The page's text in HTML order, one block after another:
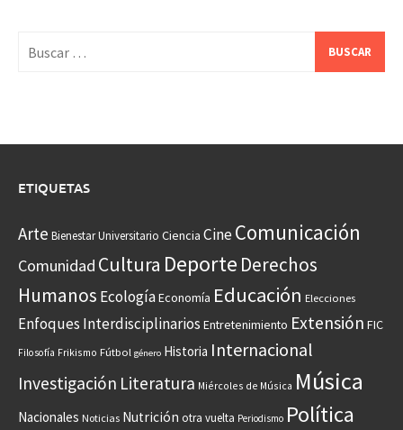
ETIQUETAS
Arte Bienestar Universitario Ciencia CineComunicación
Comunidad Cultura Deporte Derechos
Humanos EcologíaEconomía Educación Elecciones
Enfoques Interdisciplinarios Entretenimiento Extensión FIC
Filosofía Frikismo Fútbol género Historia Internacional
Investigación Literatura Miércoles de Música Música
Nacionales Noticias Nutrición otra vuelta Periodismo Política